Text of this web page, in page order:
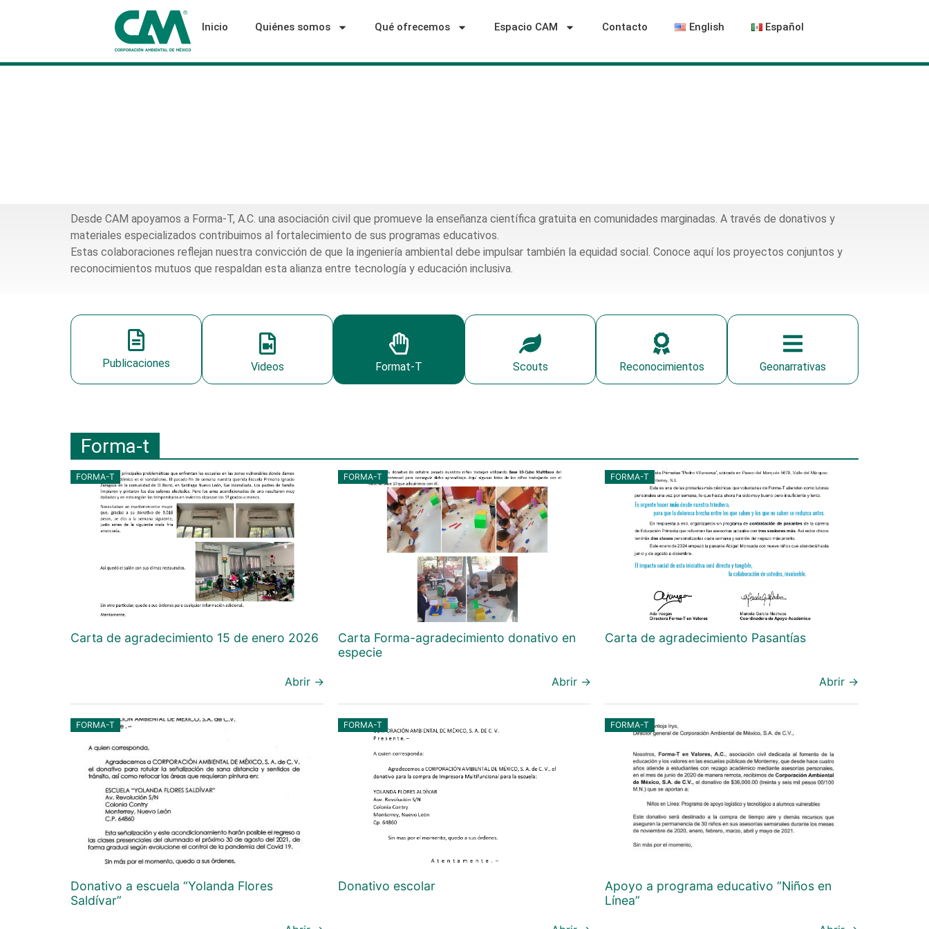
Inicio Quiénes somos Qué ofrecemos Espacio CAM Contacto English Español
Desde CAM apoyamos a Forma-T, A.C. una asociación civil que promueve la enseñanza científica gratuita en comunidades marginadas. A través de donativos y
materiales especializados contribuimos al fortalecimiento de sus programas educativos.
Estas colaboraciones reflejan nuestra convicción de que la ingeniería ambiental debe impulsar también la equidad social. Conoce aquí los proyectos conjuntos y
reconocimientos mutuos que respaldan esta alianza entre tecnología y educación inclusiva.
Publicaciones Videos Format-T Scouts Reconocimientos Geonarrativas
Forma-t
FORMA-T
Carta de agradecimiento 15 de enero 2026
Abrir →
FORMA-T
Carta Forma-agradecimiento donativo en
especie
Abrir →
FORMA-T
Carta de agradecimiento Pasantías
Abrir →
FORMA-T
Donativo a escuela “Yolanda Flores
Saldívar”
FORMA-T
Donativo escolar
FORMA-T
Apoyo a programa educativo “Niños en
Línea”